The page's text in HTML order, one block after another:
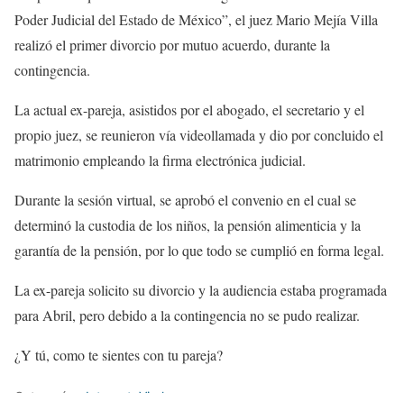
Poder Judicial del Estado de México”, el juez Mario Mejía Villa
realizó el primer divorcio por mutuo acuerdo, durante la
contingencia.
La actual ex-pareja, asistidos por el abogado, el secretario y el
propio juez, se reunieron vía videollamada y dio por concluido el
matrimonio empleando la firma electrónica judicial.
Durante la sesión virtual, se aprobó el convenio en el cual se
determinó la custodia de los niños, la pensión alimenticia y la
garantía de la pensión, por lo que todo se cumplió en forma legal.
La ex-pareja solicito su divorcio y la audiencia estaba programada
para Abril, pero debido a la contingencia no se pudo realizar.
¿Y tú, como te sientes con tu pareja?